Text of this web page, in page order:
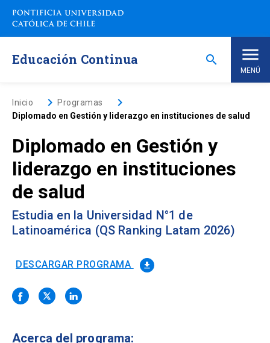
Saltar
contenido
Educación Continua search
MENÚ
Inicio
Programas de Estudio
Noticias
Solicitud Certificados(El
una
Portal Empresas(El
Pagos y Convenios(El
Inicio keyboard_arrow_rightProgramas keyboard_arrow_right
Diplomado en Gestión y liderazgo en instituciones de salud
Diplomado en Gestión y
liderazgo en instituciones
de salud
Estudia en la Universidad N°1 de
Latinoamérica (QS Ranking Latam 2026)
DESCARGAR PROGRAMA file_download
Acerca del programa: